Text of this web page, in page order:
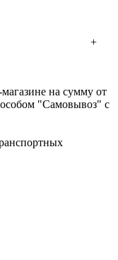
+
на сумму от
"Самовывоз" с